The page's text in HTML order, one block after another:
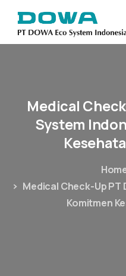
Medical
System
Medical Check-Up PT
Komitmen